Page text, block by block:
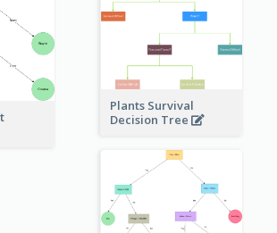
Plants Survival
Decision Tree